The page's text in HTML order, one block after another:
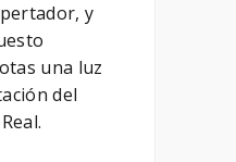
y
una luz
del